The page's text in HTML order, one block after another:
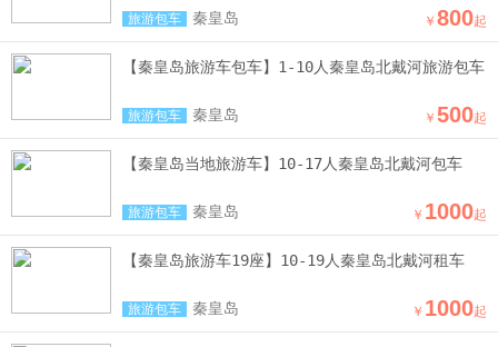
旅游包车 秦皇岛 ￥ 800起
【秦皇岛旅游车包车】1-10人秦皇岛北戴河旅游包车
旅游包车 秦皇岛 ￥ 500起
【秦皇岛当地旅游车】10-17人秦皇岛北戴河包车
旅游包车 秦皇岛 ￥ 1000起
【秦皇岛旅游车19座】10-19人秦皇岛北戴河租车
旅游包车 秦皇岛 ￥ 1000起